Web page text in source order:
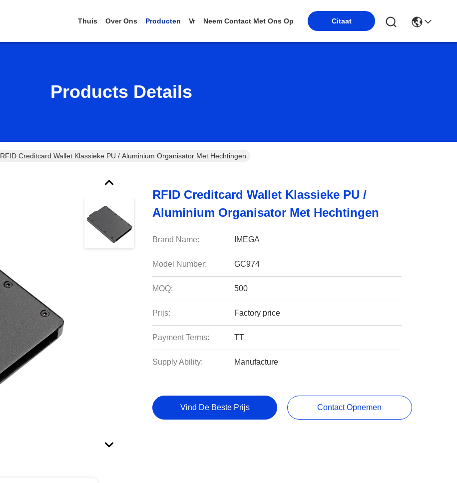
Thuis Over Ons Producten Vr Neem Contact Met Ons Op Citaat
Products Details
RFID Creditcard Wallet Klassieke PU / Aluminium Organisator Met Hechtingen
RFID Creditcard Wallet Klassieke PU /
Aluminium Organisator Met Hechtingen
Brand Name: IMEGA
Model Number: GC974
MOQ: 500
Prijs: Factory price
Payment Terms: TT
Supply Ability: Manufacture
Vind De Beste Prijs Contact Opnemen